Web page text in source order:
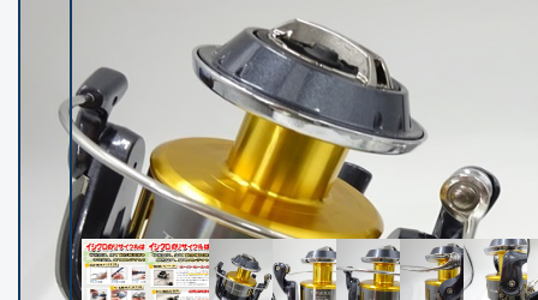
イシグロ富士店
イシグロ磐田店
イシグロ御殿場店
イシグロ伊東店
ランク(102489)